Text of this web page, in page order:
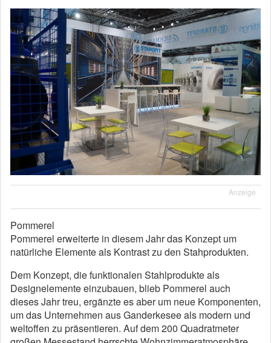
Anzeige
Pommerel
Pommerel erweiterte in diesem Jahr das Konzept um
natürliche Elemente als Kontrast zu den Stahprodukten.
Dem Konzept, die funktionalen Stahlprodukte als
Designelemente einzubauen, blieb Pommerel auch
dieses Jahr treu, ergänzte es aber um neue Komponenten,
um das Unternehmen aus Ganderkesee als modern und
weltoffen zu präsentieren. Auf dem 200 Quadratmeter